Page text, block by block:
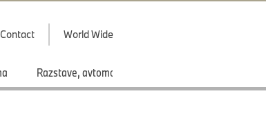
Contact World Wide
Razstave, avtomobilski saloni